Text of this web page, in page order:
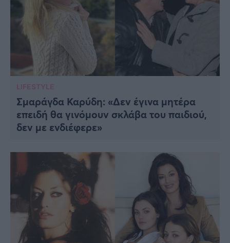
LIFESTYLE
Σμαράγδα Καρύδη: «Δεν έγινα μητέρα
επειδή θα γινόμουν σκλάβα του παιδιού,
δεν με ενδιέφερε»